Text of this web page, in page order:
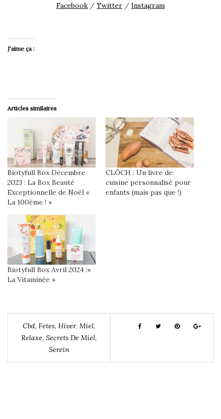
Facebook / Twitter / Instagram
J’aime ça :
Articles similaires
Biotyfull Box Décembre
2023 : La Box Beauté
Exceptionnelle de Noël «
La 100ème ! »
CLÔCH : Un livre de
cuisine personnalisé pour
enfants (mais pas que !)
Biotyfull Box Avril 2024 :«
La Vitaminée »
Cbd, Fetes, Hiver, Miel,
Relaxe, Secrets De Miel,
Serein